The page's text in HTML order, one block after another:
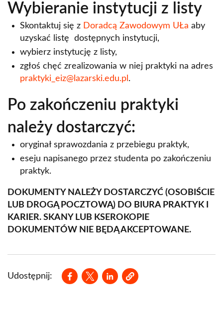
Wybieranie instytucji z listy
Skontaktuj się z Doradcą Zawodowym UŁa aby
uzyskać listę dostępnych instytucji,
wybierz instytucję z listy,
zgłoś chęć zrealizowania w niej praktyki na adres
praktyki_eiz@lazarski.edu.pl .
Po zakończeniu praktyki
należy dostarczyć:
oryginał sprawozdania z przebiegu praktyk,
eseju napisanego przez studenta po zakończeniu
praktyk.
DOKUMENTY NALEŻY DOSTARCZYĆ (OSOBIŚCIE
LUB DROGĄ POCZTOWĄ) DO BIURA PRAKTYK I
KARIER. SKANY LUB KSEROKOPIE
DOKUMENTÓW NIE BĘDĄ AKCEPTOWANE.
Udostępnij:
Opens in a new window
Opens in a new window
Opens in a new window